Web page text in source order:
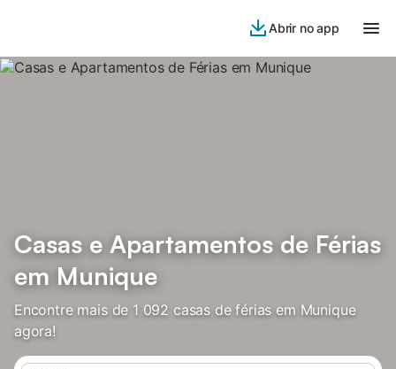
Abrir no app
Casas e Apartamentos de Férias
em Munique
Encontre mais de 1 092 casas de férias em Munique
agora!